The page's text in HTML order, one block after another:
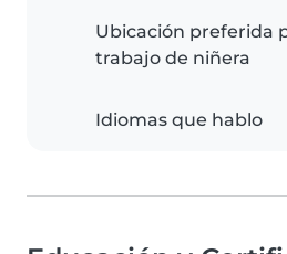
Ubicación preferida
trabajo de niñera
Idiomas que hablo